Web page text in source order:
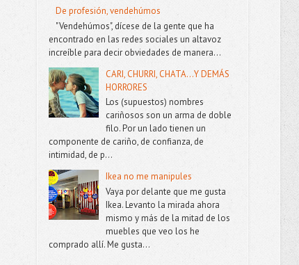
De profesión, vendehúmos
"Vendehúmos", dícese de la gente que ha
encontrado en las redes sociales un altavoz
increíble para decir obviedades de manera...
CARI, CHURRI, CHATA...Y DEMÁS
HORRORES
Los (supuestos) nombres
cariñosos son un arma de doble
filo. Por un lado tienen un
componente de cariño, de confianza, de
intimidad, de p...
Ikea no me manipules
Vaya por delante que me gusta
Ikea. Levanto la mirada ahora
mismo y más de la mitad de los
muebles que veo los he
comprado allí. Me gusta...